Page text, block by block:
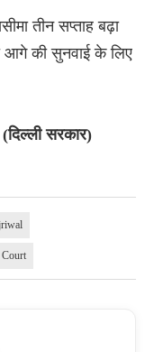
तीन सप्ताह बढ़ा
की सुनवाई के लिए
सरकार)
Court